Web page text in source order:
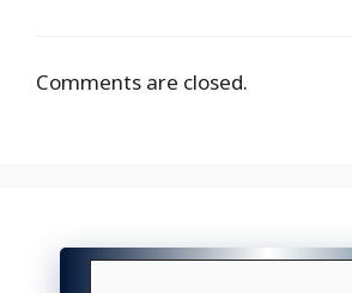
Comments are closed.